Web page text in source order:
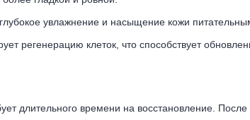
увлажнение и насыщение кожи
регенерацию клеток, что способствует
длительного времени на восстановление.